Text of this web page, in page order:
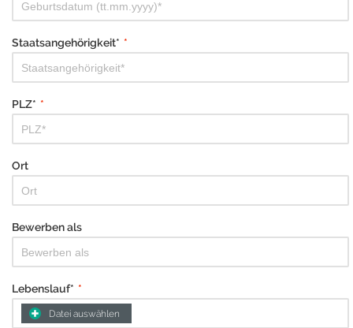
Staatsangehörigkeit* *
PLZ* *
Ort
Bewerben als
Lebenslauf* *
Datei auswählen